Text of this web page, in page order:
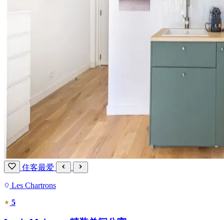
住客最爱
Les Chartrons
5